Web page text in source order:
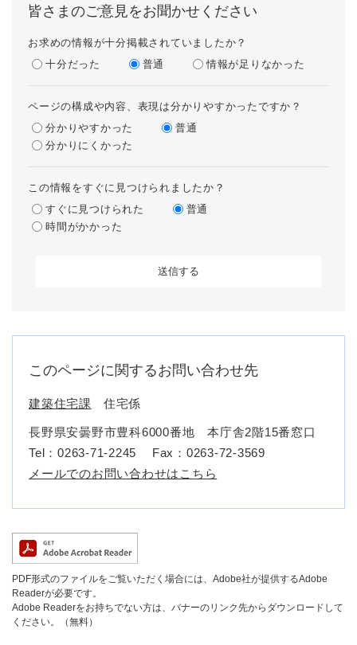
皆さまのご意見をお聞かせください
お求めの情報が十分掲載されていましたか？
十分だった
普通 情報が足りなかった
ページの構成や内容、表現は分かりやすかったですか？
分かりやすかった
普通
分かりにくかった
この情報をすぐに見つけられましたか？
すぐに見つけられた
普通
時間がかかった
このページに関するお問い合わせ先
建築住宅課 住宅係
長野県安曇野市豊科6000番地 本庁舎2階15番窓口
Tel：0263-71-2245
Fax：0263-72-3569
メールでのお問い合わせはこちら
PDF形式のファイルをご覧いただく場合には、Adobe社が提供するAdobe
Readerが必要です。
Adobe Readerをお持ちでない方は、バナーのリンク先からダウンロードして
ください。（無料）